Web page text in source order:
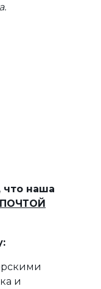
что наша
ПОЧТОЙ
и